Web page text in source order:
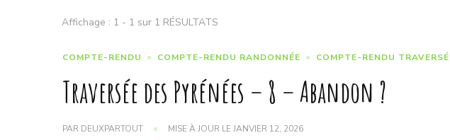
Affichage : 1 - 1 sur 1 RÉSULTATS
COMPTE-RENDU COMPTE-RENDU RANDONNÉE COMPTE-RENDU
Traversée des Pyrénées – 8 – Abandon ?
PAR DEUXPARTOUT MISE À JOUR LEJANVIER 12, 2026